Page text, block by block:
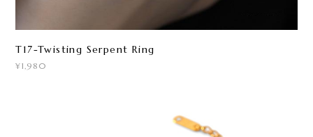
T17-Twisting Serpent Ring
¥1,980